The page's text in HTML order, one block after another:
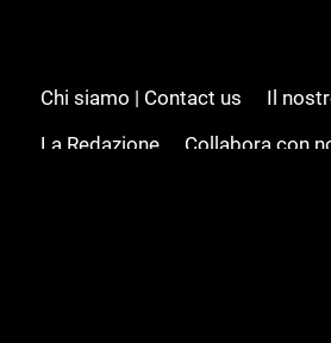
Chi siamo | Contact us
Il
La Redazione
Collabora con